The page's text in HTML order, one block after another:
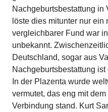
Nachgeburtsbestattung in
löste dies mitunter nur
vergleichbarer Fund war
unbekannt.
Deutschland, sogar aus
Nachgeburtsbestattung
In der Plazenta wurde
vermutet, das eng mit
Verbindung stand. Kurt